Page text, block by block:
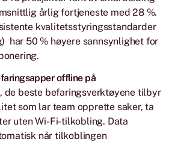
årlig fortjeneste med 28 %.
kvalitetsstyringsstandarder
har 50 % høyere sannsynlighet for
offline på
de beste befaringsverktøyene tilbyr
som lar team opprette saker, ta
uten Wi-Fi-tilkobling. Data
når tilkoblingen